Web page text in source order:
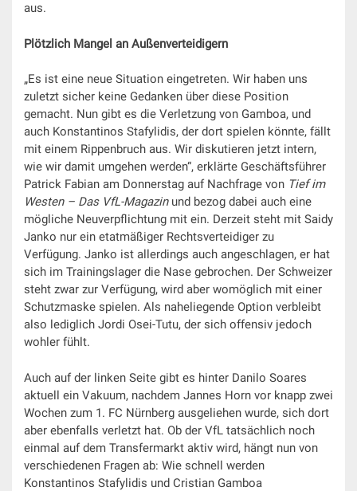
aus.
Plötzlich Mangel an Außenverteidigern
„Es ist eine neue Situation eingetreten. Wir haben uns
zuletzt sicher keine Gedanken über diese Position
gemacht. Nun gibt es die Verletzung von Gamboa, und
auch Konstantinos Stafylidis, der dort spielen könnte, fällt
mit einem Rippenbruch aus. Wir diskutieren jetzt intern,
wie wir damit umgehen werden“, erklärte Geschäftsführer
Patrick Fabian am Donnerstag auf Nachfrage von Tief im
Westen – Das VfL-Magazinund bezog dabei auch eine
mögliche Neuverpflichtung mit ein. Derzeit steht mit Saidy
Janko nur ein etatmäßiger Rechtsverteidiger zu
Verfügung. Janko ist allerdings auch angeschlagen, er hat
sich im Trainingslager die Nase gebrochen. Der Schweizer
steht zwar zur Verfügung, wird aber womöglich mit einer
Schutzmaske spielen. Als naheliegende Option verbleibt
also lediglich Jordi Osei-Tutu, der sich offensiv jedoch
wohler fühlt.
Auch auf der linken Seite gibt es hinter Danilo Soares
aktuell ein Vakuum, nachdem Jannes Horn vor knapp zwei
Wochen zum 1. FC Nürnberg ausgeliehen wurde, sich dort
aber ebenfalls verletzt hat. Ob der VfL tatsächlich noch
einmal auf dem Transfermarkt aktiv wird, hängt nun von
verschiedenen Fragen ab: Wie schnell werden
Konstantinos Stafylidis und Cristian Gamboa